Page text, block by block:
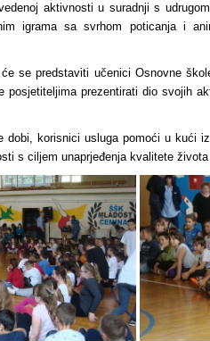
aktivnosti u suradnji s
igrama sa svrhom poticanja i
se predstaviti učenici Osnovne
posjetiteljima prezentirati dio svojih
dobi, korisnici usluga pomoći u kući
s ciljem unaprjeđenja kvalitete